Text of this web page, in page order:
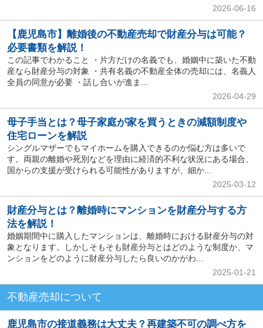
2026-06-16
【鹿児島市】離婚後の不動産売却で財産分与は可能？
必要書類を解説！
この記事でわかること ・片方だけの名義でも、婚姻中に築いた不動
産なら財産分与の対象 ・共有名義の不動産全体の売却には、名義人
全員の同意が必要 ・話し合いが進ま...
2026-04-29
母子手当とは？母子家庭が家を買うときの減額制度や
住宅ローンを解説
シングルマザーでもマイホームを購入できるのか悩む方は多いで
す。両親の離婚や死別などを理由に経済的不利な状況にある場合、
国からの支援が受けられる可能性がありますが、細か...
2025-03-12
財産分与とは？離婚時にマンションを財産分与する方
法を解説！
婚姻期間中に購入したマンションは、離婚時における財産分与の対
象となります。しかしそもそも財産分与とはどのような制度か、マ
ンションをどのように財産分与したら良いのかがわ...
2025-01-21
不動産売却について
鹿児島市の接道義務は大丈夫？再建築不可の調べ方を